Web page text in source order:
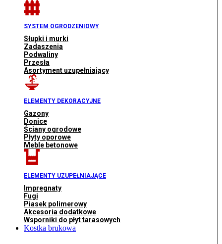
SYSTEM OGRODZENIOWY
Słupki i murki
Zadaszenia
Podwaliny
Przęsła
Asortyment uzupełniający
ELEMENTY DEKORACYJNE
Gazony
Donice
Ściany ogrodowe
Płyty oporowe
Meble betonowe
ELEMENTY UZUPEŁNIAJĄCE
Impregnaty
Fugi
Piasek polimerowy
Akcesoria dodatkowe
Wsporniki do płyt tarasowych
Kostka brukowa